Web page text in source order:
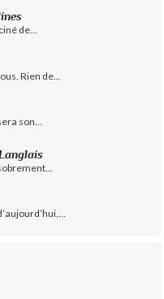
de...
Rien de...
son...